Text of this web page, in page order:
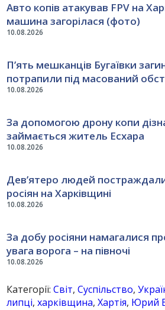
10.08.2026
Авто копів атакував FPV на
машина загорілася (фото)
10.08.2026
П’ять мешканців Бугаївки
потрапили під масований
10.08.2026
За допомогою дрону копи
займається житель Есхара
10.08.2026
Дев’ятеро людей
росіян на Харківщині
10.08.2026
За добу росіяни намагалися
увага ворога – на півночі
Категорії:Світ,Суспільство,
липці,харківщина,Хартія, Юрий